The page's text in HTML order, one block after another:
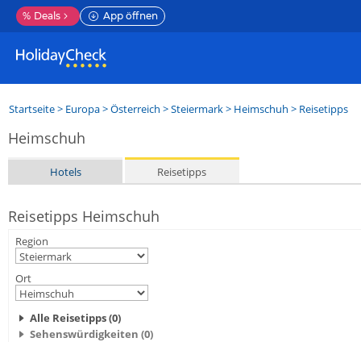
% Deals App öffnen
Startseite> Europa>Österreich >Steiermark> Heimschuh > Reisetipps
Heimschuh
Hotels Reisetipps
Reisetipps Heimschuh
Region
Ort
Alle Reisetipps (0)
Sehenswürdigkeiten (0)